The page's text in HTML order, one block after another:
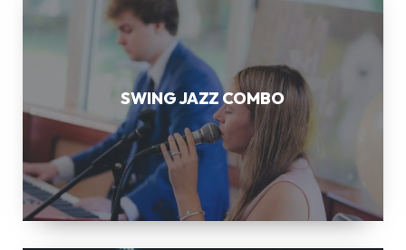
SWING JAZZ COMBO
JAZZ